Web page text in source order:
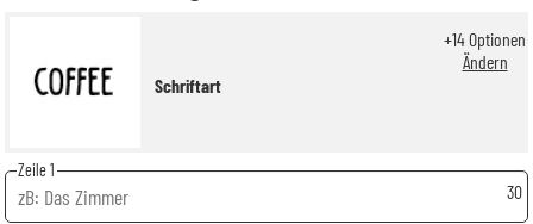
Schriftart
+14Optionen
Ändern
Zeile 1
30